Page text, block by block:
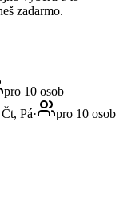
zadarmo.
pro 10 osob
Pá·
pro 10 osob